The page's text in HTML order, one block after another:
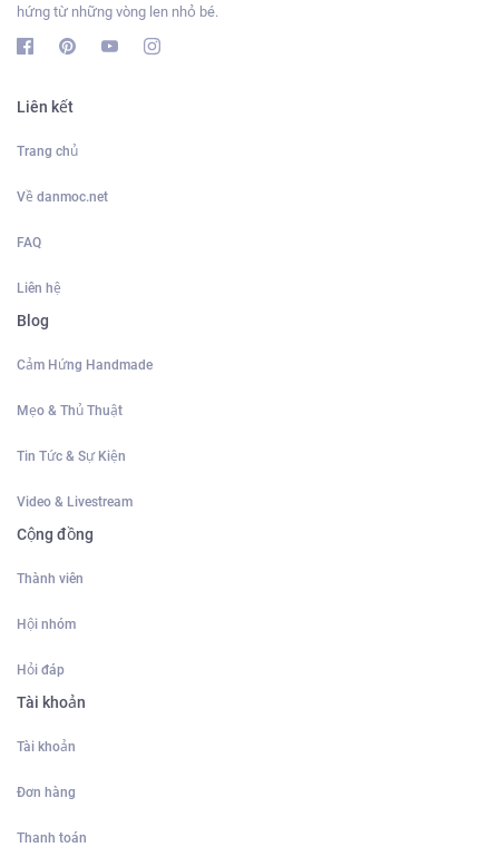
hứng từ những vòng len nhỏ bé.
Liên kết
Trang chủ
Về danmoc.net
FAQ
Liên hệ
Blog
Cảm Hứng Handmade
Mẹo & Thủ Thuật
Tin Tức & Sự Kiện
Video & Livestream
Cộng đồng
Thành viên
Hội nhóm
Hỏi đáp
Tài khoản
Tài khoản
Đơn hàng
Thanh toán